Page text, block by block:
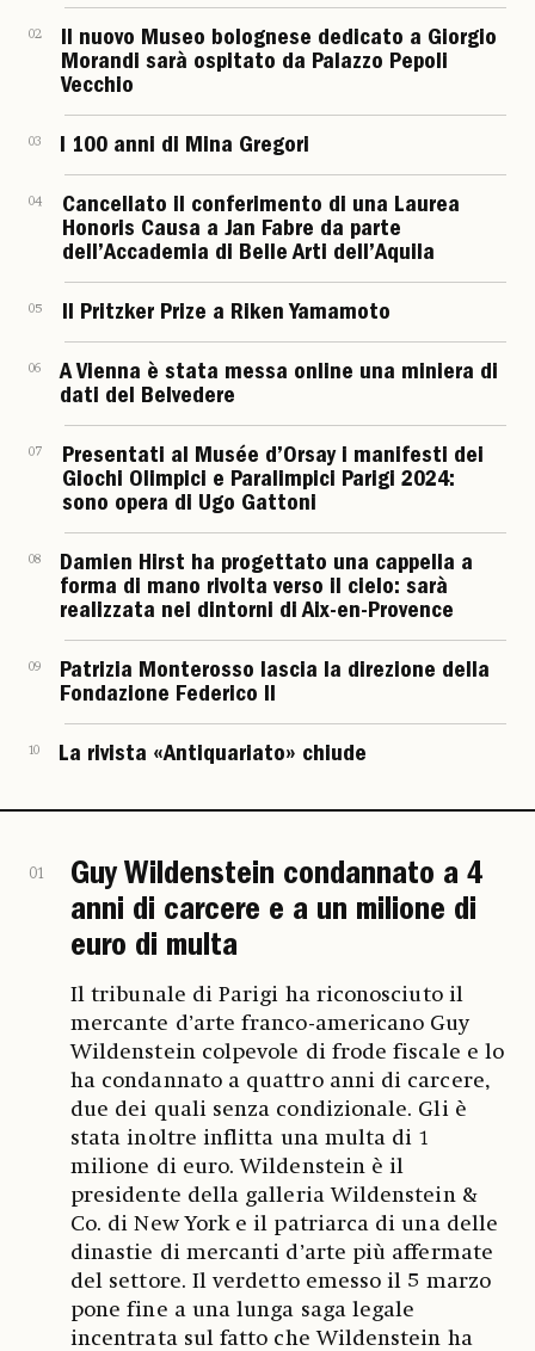
02
Il nuovo Museo bolognese dedicato a Giorgio
Morandi sarà ospitato da Palazzo Pepoli
Vecchio
03 I 100 anni di Mina Gregori
04
Cancellato il conferimento di una Laurea
Honoris Causa a Jan Fabre da parte
dell’Accademia di Belle Arti dell’Aquila
05 Il Pritzker Prize a Riken Yamamoto
06
A Vienna è stata messa online una miniera di
dati del Belvedere
07
Presentati al Musée d’Orsay i manifesti dei
Giochi Olimpici e Paralimpici Parigi 2024:
sono opera di Ugo Gattoni
08
Damien Hirst ha progettato una cappella a
forma di mano rivolta verso il cielo: sarà
realizzata nei dintorni di Aix-en-Provence
09
Patrizia Monterosso lascia la direzione della
Fondazione Federico II
10 La rivista «Antiquariato» chiude
01
Guy Wildenstein condannato a 4
anni di carcere e a un milione di
euro di multa
Il tribunale di Parigi ha riconosciuto il
mercante d’arte franco-americano Guy
Wildenstein colpevole di frode fiscale e lo
ha condannato a quattro anni di carcere,
due dei quali senza condizionale. Gli è
stata inoltre inflitta una multa di 1
milione di euro. Wildenstein è il
presidente della galleria Wildenstein &
Co. di New York e il patriarca di una delle
dinastie di mercanti d’arte più affermate
del settore. Il verdetto emesso il 5 marzo
pone fine a una lunga saga legale
incentrata sul fatto che Wildenstein ha